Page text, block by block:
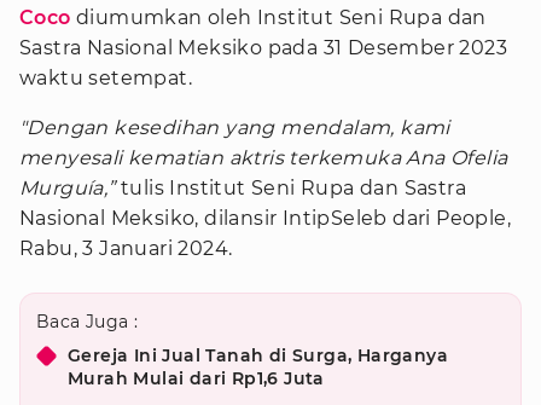
Coco diumumkan oleh Institut Seni Rupa dan
Sastra Nasional Meksiko pada 31 Desember 2023
waktu setempat.
"Dengan kesedihan yang mendalam, kami
menyesali kematian aktris terkemuka Ana Ofelia
Murguía,”tulis Institut Seni Rupa dan Sastra
Nasional Meksiko, dilansir IntipSeleb dari People,
Rabu, 3 Januari 2024.
Baca Juga :
Gereja Ini Jual Tanah di Surga, Harganya
Murah Mulai dari Rp1,6 Juta